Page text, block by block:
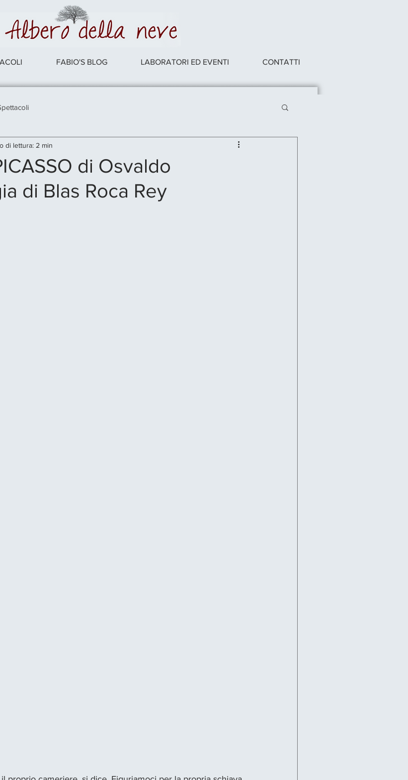
FABIO'S BLOG LABORATORI ED EVENTI CONTATTI
di Osvaldo
di Blas Roca Rey
di lettura: 2 min